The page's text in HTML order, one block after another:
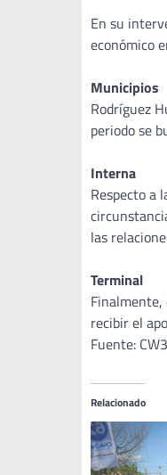
En su
económico
Municipios
Rodríguez
periodo se
Interna
Respecto a
las
Terminal
Finalmente,
recibir el
Fuente:
Relacionado